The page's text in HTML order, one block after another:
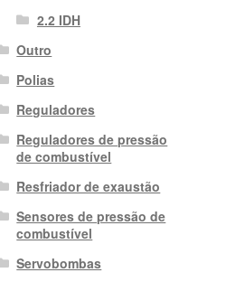
2.2 IDH
Outro
Polias
Reguladores
Reguladores de pressão
de combustível
Resfriador de exaustão
Sensores de pressão de
combustível
Servobombas